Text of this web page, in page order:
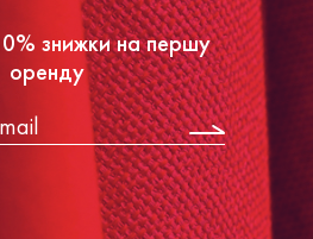
знижки на першу
оренду